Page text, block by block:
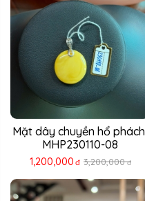
Mặt dây chuyền hổ phách
MHP230110-08
1,200,000 đ 3,200,000 đ